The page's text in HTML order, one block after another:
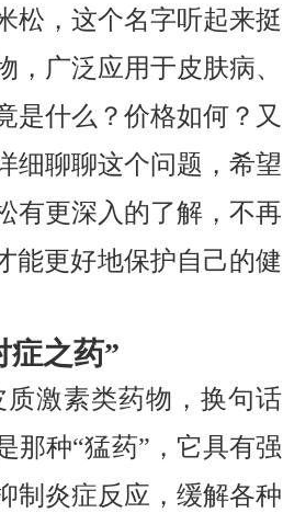
松，这个名字听起来挺
广泛应用于皮肤病、
是什么？价格如何？又
细聊聊这个问题，希望
有更深入的了解，不再
能更好地保护自己的健
症之药”
激素类药物，换句话
那种“猛药”，它具有强
制炎症反应，缓解各种